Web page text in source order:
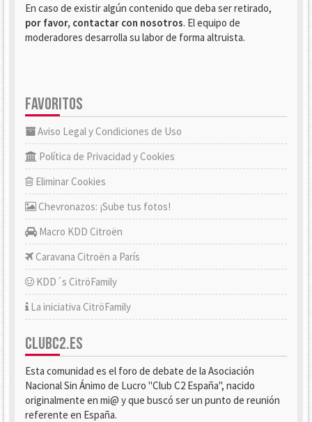
En caso de existir algún contenido que deba ser retirado,
por favor, contactar con nosotros. El equipo de
moderadores desarrolla su labor de forma altruista.
FAVORITOS
Aviso Legal y Condiciones de Uso
Política de Privacidad y Cookies
Eliminar Cookies
Chevronazos: ¡Sube tus fotos!
Macro KDD Citroën
Caravana Citroën a París
KDD´s CitröFamily
La iniciativa CitröFamily
CLUBC2.ES
Esta comunidad es el foro de debate de la Asociación
Nacional Sin Ánimo de Lucro "Club C2 España", nacido
originalmente en mi@ y que buscó ser un punto de reunión
referente en España.